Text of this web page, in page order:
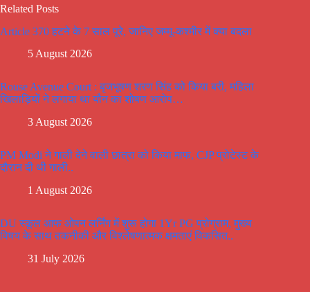
Related Posts
Article 370 हटने के 7 साल पूरे, जानिए जम्मू-कश्मीर में क्या बदला
5 August 2026
Rouse Avenue Court : बृजभूषण शरण सिंह को किया बरी, महिला
खिलाड़ियों ने लगाया था यौन का शोषण आरोप…
3 August 2026
PM Modi ने गाली देने वाली छात्रा को किया माफ, CJP प्रोटेस्ट के
दौरान दी थी गाली..
1 August 2026
DU स्कूल आफ ओपन लर्निंग में शुरू होगा 1Yr PG प्रोग्राम, मुख्य
विषय के साथ तकनीकी और विश्लेषणात्मक क्षमताएं विकसित..
31 July 2026